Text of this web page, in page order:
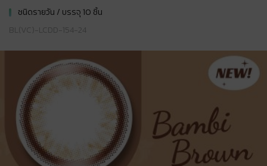
ชนิดรายวัน / บรรจุ 10 ชิ้น
BL(VC)-LCDD-154-24